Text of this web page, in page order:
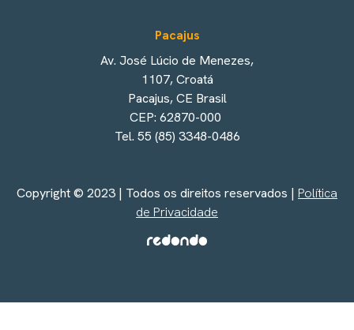
Pacajus
Av. José Lúcio de Menezes,
1107, Croatá
Pacajus, CE Brasil
CEP: 62870-000
Tel. 55 (85) 3348-0486
Copyright © 2023 | Todos os direitos reservados | Política
de Privacidade